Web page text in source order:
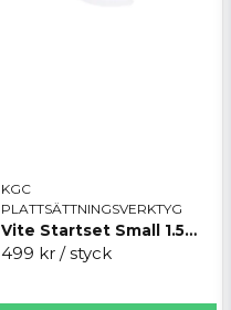
KGC
PLATTSÄTTNINGSVERKTYG
Vite Startset Small 1.5mm
499 kr / styck